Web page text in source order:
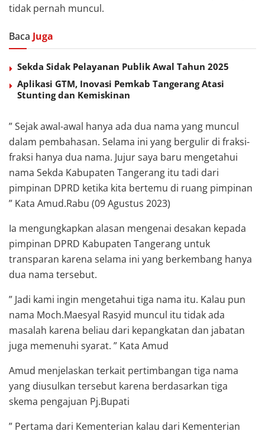
tidak pernah muncul.
Baca Juga
Sekda Sidak Pelayanan Publik Awal Tahun 2025
Aplikasi GTM, Inovasi Pemkab Tangerang Atasi
Stunting dan Kemiskinan
” Sejak awal-awal hanya ada dua nama yang muncul
dalam pembahasan. Selama ini yang bergulir di fraksi-
fraksi hanya dua nama. Jujur saya baru mengetahui
nama Sekda Kabupaten Tangerang itu tadi dari
pimpinan DPRD ketika kita bertemu di ruang pimpinan
” Kata Amud.Rabu (09 Agustus 2023)
Ia mengungkapkan alasan mengenai desakan kepada
pimpinan DPRD Kabupaten Tangerang untuk
transparan karena selama ini yang berkembang hanya
dua nama tersebut.
” Jadi kami ingin mengetahui tiga nama itu. Kalau pun
nama Moch.Maesyal Rasyid muncul itu tidak ada
masalah karena beliau dari kepangkatan dan jabatan
juga memenuhi syarat. ” Kata Amud
Amud menjelaskan terkait pertimbangan tiga nama
yang diusulkan tersebut karena berdasarkan tiga
skema pengajuan Pj.Bupati
” Pertama dari Kementerian kalau dari Kementerian